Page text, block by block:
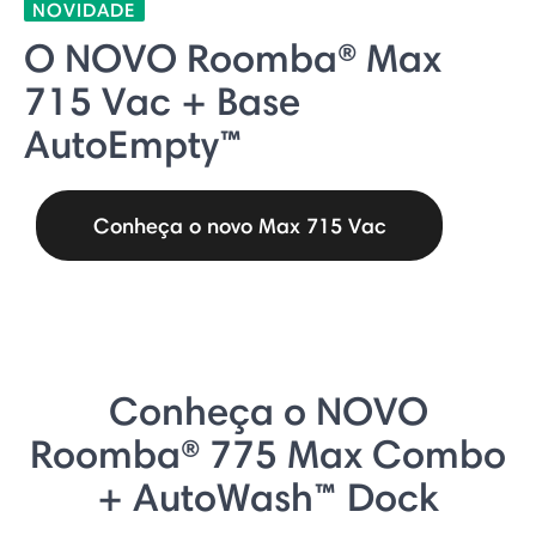
NOVIDADE
O NOVO Roomba® Max
715 Vac + Base
AutoEmpty™
Conheça o novo Max 715 Vac
Conheça o NOVO
Roomba® 775 Max Combo
+ AutoWash™ Dock